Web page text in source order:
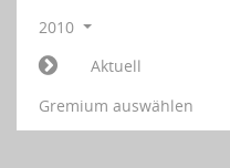
2010
Aktuell
Gremium auswählen